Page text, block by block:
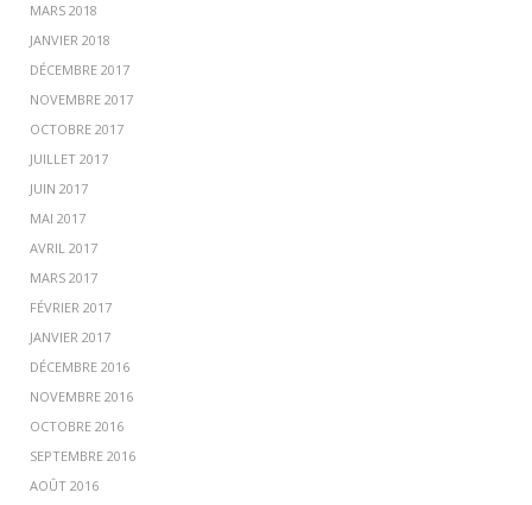
MARS 2018
JANVIER 2018
DÉCEMBRE 2017
NOVEMBRE 2017
OCTOBRE 2017
JUILLET 2017
JUIN 2017
MAI 2017
AVRIL 2017
MARS 2017
FÉVRIER 2017
JANVIER 2017
DÉCEMBRE 2016
NOVEMBRE 2016
OCTOBRE 2016
SEPTEMBRE 2016
AOÛT 2016